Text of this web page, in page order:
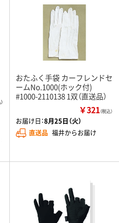
おたふく手袋 カーフレンドセ
ームNo.1000(ホック付)
#1000-2110138 1双（直送品）
￥321（税込）
お届け日：8月25日（火）
直送品 福井からお届け